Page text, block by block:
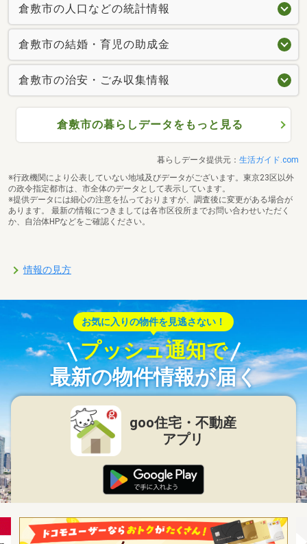
倉敷市の人口などの統計情報
倉敷市の結婚・育児の助成金
倉敷市の治安・ごみ収集情報
倉敷市の暮らしデータをもっと見る
暮らしデータ提供元： 生活ガイド.com
※行政機関により公表していない地域及びデータがございます。東京23区以外
の政令指定都市は、市全体のデータとして表示しています。
※提供データには細心の注意を払っておりますが、調査後に変更がある場合が
あります。 最新の情報につきましては各市区役所までお問い合わせいただく
か、自治体HPなどをご確認ください。
情報の見方
お気に入りの物件を見逃さない！
プッシュ通知で
最新の物件情報が届く
goo住宅・不動産
アプリ